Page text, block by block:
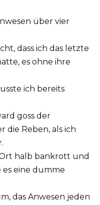
über vier
dass ich das letzte
es ohne ihre
ich bereits
goss der
die Reben, als ich
halb bankrott und
es eine dumme
das Anwesen jeden